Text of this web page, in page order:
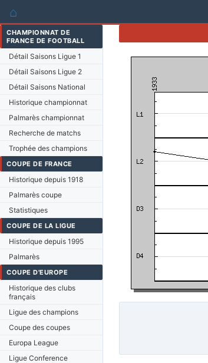
⌂
CHAMPIONNAT DE
FRANCE DE FOOTBALL
Détail Saisons Ligue 1
Détail Saisons Ligue 2
Détail Saisons National
Historique championnat
Palmarès championnat
Recherche de matchs
Trophée des champions
COUPE DE FRANCE
Historique depuis 1918
Palmarès coupe
Statistiques
COUPE DE LA LIGUE
Historique depuis 1995
Palmarès
COUPE D'EUROPE
Historique des clubs
français
Ligue des champions
Coupe des coupes
Europa League
Ligue Conference